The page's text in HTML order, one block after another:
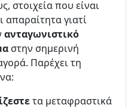
στοιχεία που είναι
απαραίτητα γιατί
ανταγωνιστικό
στην σημερινή
Παρέχει τη
τα μεταφραστικά